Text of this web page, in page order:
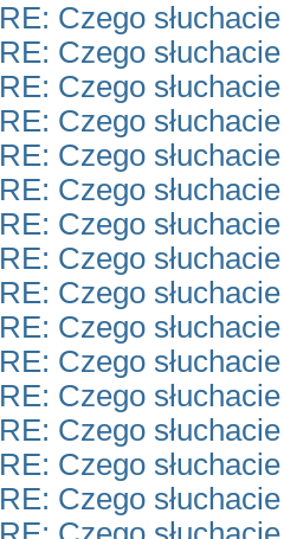
RE: Czego
RE: Czego
RE: Czego
RE: Czego
RE: Czego
RE: Czego
RE: Czego
RE: Czego
RE: Czego
RE: Czego
RE: Czego
RE: Czego
RE: Czego
RE: Czego
RE: Czego